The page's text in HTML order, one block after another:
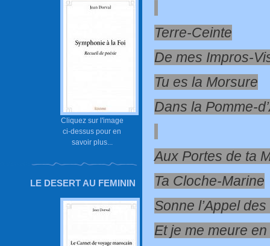
Cliquez sur l'image
ci-dessus pour en
savoir plus...
LE DESERT AU FEMININ
Terre-Ceinte
De mes Impros-
Tu es la Morsure
Dans la Pomme-
Aux Portes de ta
Ta Cloche-Marine
Sonne l’Appel
Et je me meure en